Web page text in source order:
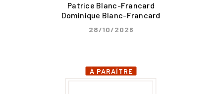
Patrice Blanc-Francard
Dominique Blanc-Francard
28/10/2026
À PARAÎTRE